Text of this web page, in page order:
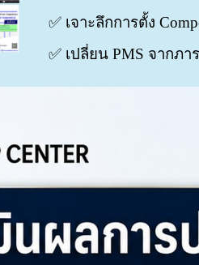
✅ เจาะลึกการตั้ง
✅ เปลี่ยน PMS จากภ